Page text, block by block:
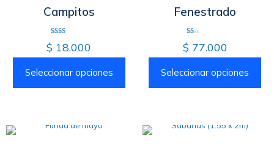
Campitos
con
$ 18.000
Seleccionar opciones
Fenestrado
con
1.00
5
$ 77.000
Seleccionar opciones